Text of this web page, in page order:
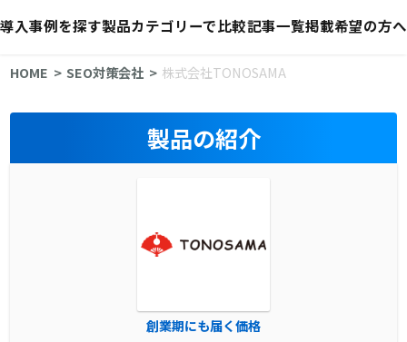
導入事例を探す製品カテゴリーで比較記事一覧掲載希望の方へ
HOME SEO対策会社 株式会社TONOSAMA
製品の紹介
創業期にも届く価格